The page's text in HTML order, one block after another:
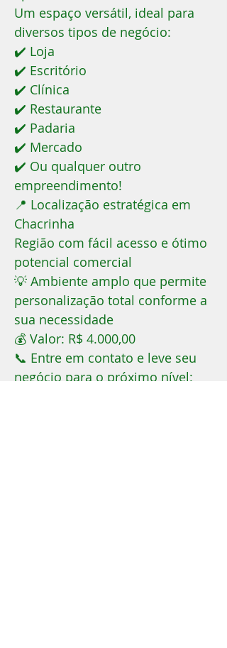
Um espaço versátil, ideal para
diversos tipos de negócio:
✔️ Loja
✔️ Escritório
✔️ Clínica
✔️ Restaurante
✔️ Padaria
✔️ Mercado
✔️ Ou qualquer outro
empreendimento!
📍 Localização estratégica em
Chacrinha
Região com fácil acesso e ótimo
potencial comercial
💡 Ambiente amplo que permite
personalização total conforme a
sua necessidade
💰 Valor: R$ 4.000,00
📞 Entre em contato e leve seu
negócio para o próximo nível: